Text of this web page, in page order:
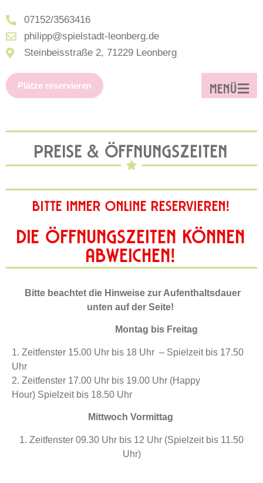
07152/3563416
philipp@spielstadt-leonberg.de
Steinbeisstraße 2, 71229 Leonberg
Plätze reservieren MENÜ
PREISE & ÖFFNUNGSZEITEN
BITTE IMMER ONLINE RESERVIEREN!
DIE ÖFFNUNGSZEITEN KÖNNEN
ABWEICHEN!
Bitte beachtet die Hinweise zur Aufenthaltsdauer
unten auf der Seite!
Montag bis Freitag
1. Zeitfenster 15.00 Uhr bis 18 Uhr – Spielzeit bis 17.50
Uhr
2. Zeitfenster 17.00 Uhr bis 19.00 Uhr (Happy
Hour) Spielzeit bis 18.50 Uhr
Mittwoch Vormittag
1. Zeitfenster 09.30 Uhr bis 12 Uhr (Spielzeit bis 11.50
Uhr)